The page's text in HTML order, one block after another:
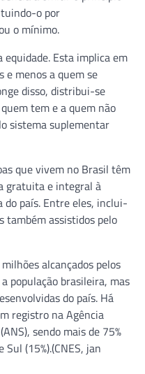
o por
o mínimo.
Esta implica em
e menos a quem se
disso, distribui-se
tem e a quem não
sistema suplementar
que vivem no Brasil têm
gratuita e integral à
do país. Entre eles, inclui-
também assistidos pelo
alcançados pelos
população brasileira, mas
do país. Há
registro na Agência
sendo mais de 75%
(15%).(CNES, jan